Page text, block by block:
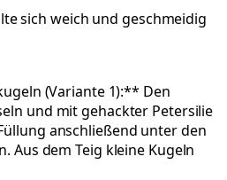
sich weich und geschmeidig
(Variante 1):** Den
und mit gehackter Petersilie
anschließend unter den
Aus dem Teig kleine Kugeln